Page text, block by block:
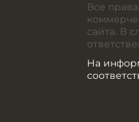
Все
сайта. В
На